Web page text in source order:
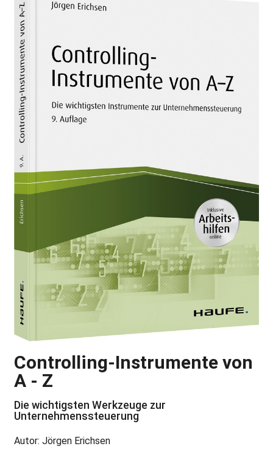
Controlling-Instrumente von
A - Z
Die wichtigsten Werkzeuge zur
Unternehmenssteuerung
Autor: Jörgen Erichsen